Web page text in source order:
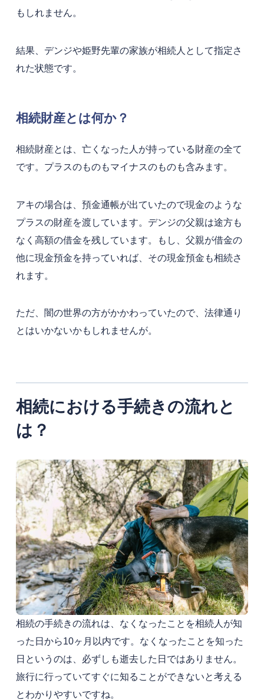
もしれません。
結果、デンジや姫野先輩の家族が相続人として指定さ
れた状態です。
相続財産とは何か？
相続財産とは、亡くなった人が持っている財産の全て
です。プラスのものもマイナスのものも含みます。
アキの場合は、預金通帳が出ていたので現金のような
プラスの財産を渡しています。デンジの父親は途方も
なく高額の借金を残しています。もし、父親が借金の
他に現金預金を持っていれば、その現金預金も相続さ
れます。
ただ、闇の世界の方がかかわっていたので、法律通り
とはいかないかもしれませんが。
相続における手続きの流れと
は？
相続の手続きの流れは、なくなったことを相続人が知
った日から10ヶ月以内です。なくなったことを知った
日というのは、必ずしも逝去した日ではありません。
旅行に行っていてすぐに知ることができないと考える
とわかりやすいですね。